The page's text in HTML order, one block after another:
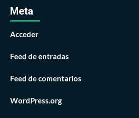
Meta
Acceder
Feed de entradas
Feed de comentarios
WordPress.org